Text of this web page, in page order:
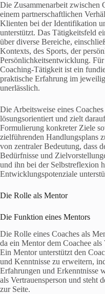
Die Zusammenarbeit zwischen
einem partnerschaftlichen
Klienten bei der Identifikation
unterstützt. Das Tätigkeitsfeld
über diverse Bereiche,
Kontexts, des Sports, der
Persönlichkeitsentwicklung.
Coaching-Tätigkeit ist ein
praktische Erfahrung im
unerlässlich.
Die Arbeitsweise eines
lösungsorientiert und zielt
Formulierung konkreter Ziele
zielführenden Handlungsplans
von zentraler Bedeutung, dass
Bedürfnisse und
und ihn bei der Selbstreflexion
Entwicklungspotenziale
Die Rolle als Mentor
Die Funktion eines Mentors
Die Rolle eines Coaches als
da ein Mentor dem Coachee
Ein Mentor unterstützt den
und Kenntnisse zu erweitern,
Erfahrungen und Erkenntnisse
als Vertrauensperson und steht
zur Seite.